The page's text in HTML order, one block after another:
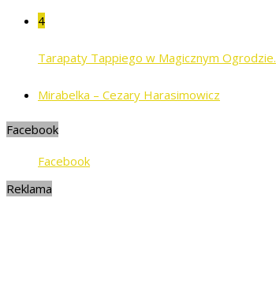
4
Tarapaty Tappiego w Magicznym Ogrodzie.
Mirabelka – Cezary Harasimowicz
Facebook
Facebook
Reklama